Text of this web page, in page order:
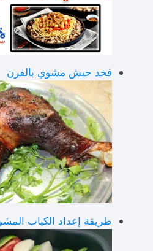
فخد حبش مشوي بالفرن
طريقة إعداد الكباب